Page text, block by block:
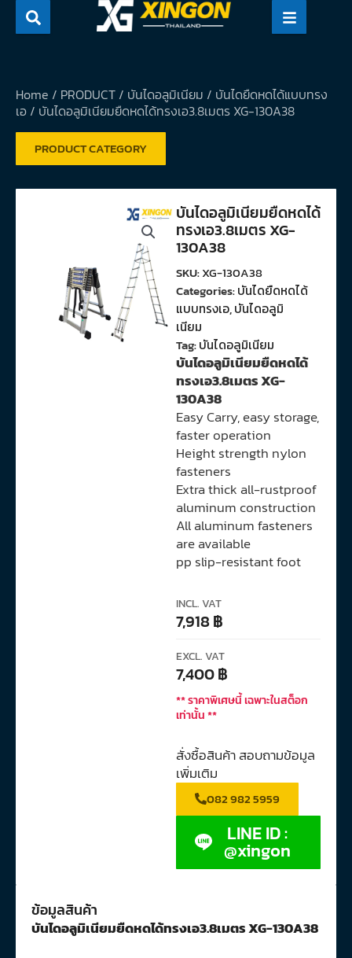
Skip
Home / PRODUCT / บันไดอลูมิเนียม / บันไดยืดหดได้แบบทรง
เอ / บันไดอลูมิเนียมยืดหดได้ทรงเอ3.8เมตร XG-130A38
PRODUCT CATEGORY
บันไดอลูมิเนียมยืดหดได้
ทรงเอ3.8เมตร XG-
130A38
SKU:XG-130A38
Categories:บันไดยืดหดได้
แบบทรงเอ,บันไดอลูมิ
เนียม
Tag:บันไดอลูมิเนียม
บันไดอลูมิเนียมยืดหดได้
ทรงเอ3.8เมตร XG-
130A38
Easy Carry, easy storage,
faster operation
Height strength nylon
fasteners
Extra thick all-rustproof
aluminum construction
All aluminum fasteners
are available
pp slip-resistant foot
INCL. VAT
7,918฿
EXCL. VAT
7,400฿
** ราคาพิเศษนี้ เฉพาะในสต็อก
เท่านั้น **
สั่งซื้อสินค้า สอบถามข้อมูล
เพิ่มเติม
082 982 5959
LINE ID :
@xingon
ข้อมูลสินค้า
บันไดอลูมิเนียมยืดหดได้ทรงเอ3.8เมตร XG-130A38